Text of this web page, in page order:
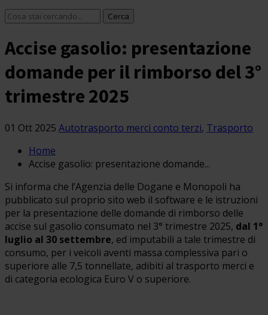
Accise gasolio: presentazione
domande per il rimborso del 3°
trimestre 2025
01 Ott 2025 Autotrasporto merci conto terzi, Trasporto
Home
Accise gasolio: presentazione domande...
Si informa che l’Agenzia delle Dogane e Monopoli ha
pubblicato sul proprio sito web il software e le istruzioni
per la presentazione delle domande di rimborso delle
accise sul gasolio consumato nel 3° trimestre 2025, dal 1°
luglio al 30 settembre, ed imputabili a tale trimestre di
consumo, per i veicoli aventi massa complessiva pari o
superiore alle 7,5 tonnellate, adibiti al trasporto merci e
di categoria ecologica Euro V o superiore.